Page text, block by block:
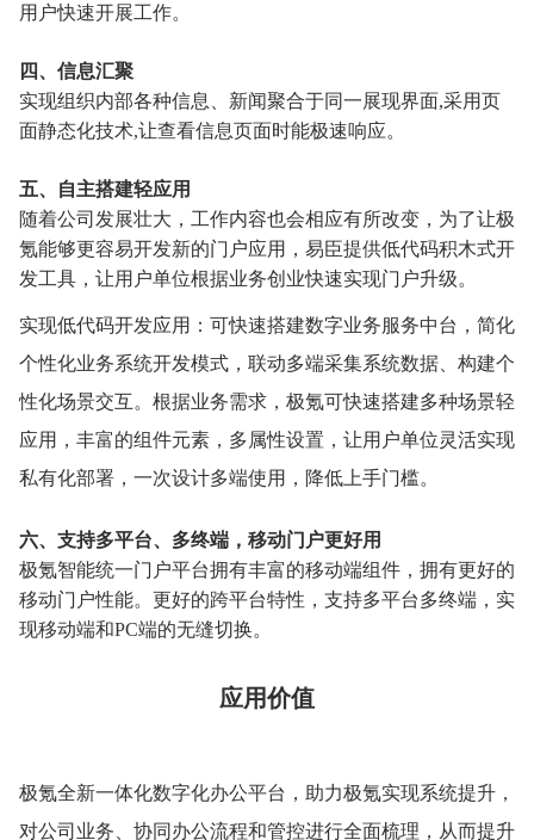
用户快速开展工作。
四、信息汇聚
实现组织内部各种信息、新闻聚合于同一展现界面,采用页
面静态化技术,让查看信息页面时能极速响应。
五、自主搭建轻应用
随着公司发展壮大，工作内容也会相应有所改变，为了让极
氪能够更容易开发新的门户应用，易臣提供低代码积木式开
发工具，让用户单位根据业务创业快速实现门户升级。
实现低代码开发应用：可快速搭建数字业务服务中台，简化
个性化业务系统开发模式，联动多端采集系统数据、构建个
性化场景交互。根据业务需求，极氪可快速搭建多种场景轻
应用，丰富的组件元素，多属性设置，让用户单位灵活实现
私有化部署，一次设计多端使用，降低上手门槛。
六、支持多平台、多终端，移动门户更好用
极氪智能统一门户平台拥有丰富的移动端组件，拥有更好的
移动门户性能。更好的跨平台特性，支持多平台多终端，实
现移动端和PC端的无缝切换。
应用价值
极氪全新一体化数字化办公平台，助力极氪实现系统提升，
对公司业务、协同办公流程和管控进行全面梳理，从而提升